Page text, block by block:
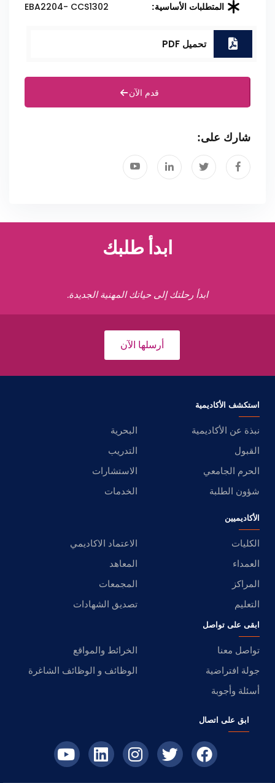
المتطلبات الأساسية: EBA2204- CCS1302
تحميل PDF
قدم الآن
شارك على:
ابدأ طلبك
ابدأ رحلتك إلى حياتك المهنية الجديدة.
أرسلها الآن
استكشف الأكاديمية
نبذة عن الأكاديمية
البحرية
القبول
التدريب
الحرم الجامعي
الاستشارات
شؤون الطلبة
الخدمات
الأكاديميين
الكليات
الاعتماد الاكاديمي
العمداء
المعاهد
المراكز
المجمعات
التعليم
تصديق الشهادات
ابقى على تواصل
تواصل معنا
الخرائط والمواقع
جولة افتراضية
الوظائف و الوظائف الشاغرة
أسئلة وأجوبة
ابق على اتصال